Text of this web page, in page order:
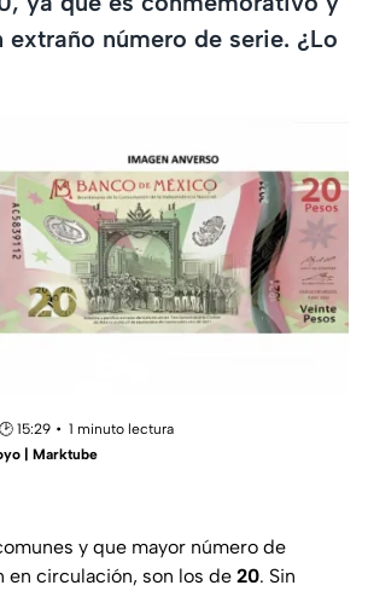
extraño número de serie. ¿Lo
15:29
1 minuto lectura
| Marktube
y que mayor número de
en circulación, son los de 20. Sin